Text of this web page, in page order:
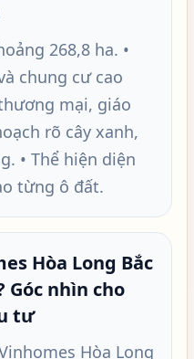
268,8 ha. •
chung cư cao
mại, giáo
rõ cây xanh,
• Thể hiện diện
từng ô đất.
Hòa Long Bắc
Góc nhìn cho
tư
Hòa Long